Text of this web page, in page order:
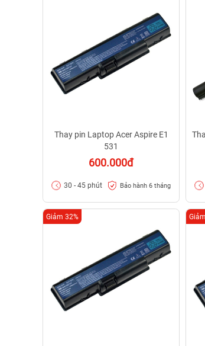
Thay pin Laptop Acer Aspire E1
531
600.000đ
30 - 45 phút Bảo hành 6 tháng
Giảm 32%